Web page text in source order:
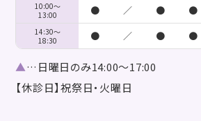
10:00～
13:00
● ／ ● ●
14:30～
18:30
● ／ ● ●
▲…日曜日のみ14:00～17:00
【休診日】祝祭日・火曜日